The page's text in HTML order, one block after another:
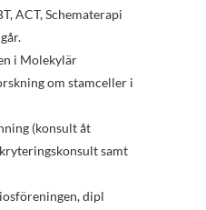
ACT, Schematerapi
i Molekylär
om stamceller i
(konsult åt
samt
dipl